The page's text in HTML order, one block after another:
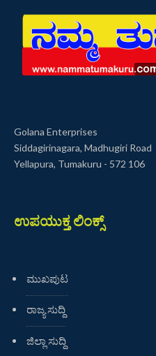
Golana Enterprises
Siddagirinagara, Madhugiri Road
Yellapura, Tumakuru - 572 106
ಉಪಯುಕ್ತ ಲಿಂಕ್ಸ್
ಮುಖಪುಟ
ರಾಜ್ಯ ಸುದ್ದಿ
ಜಿಲ್ಲಾ ಸುದ್ದಿ